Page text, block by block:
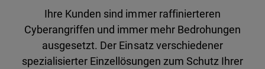
Ihre Kunden sind immer raffinierteren
Cyberangriffen und immer mehr Bedrohungen
ausgesetzt. Der Einsatz verschiedener
spezialisierter Einzellösungen zum Schutz Ihrer